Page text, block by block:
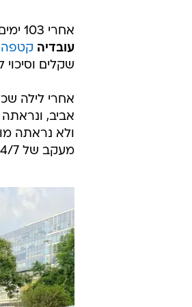
אחרי 103 ימים בבית המצולם ביותר במדינה,
עובדיה קטפה
שקלים
אחרי לילה
אביב,
ולא נראתה
מעקב של 24/7, וואלה! סלבס יכולה להבין למה זה בא לה לגמרי בטבעיות.